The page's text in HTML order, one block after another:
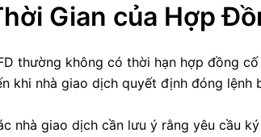
Gian của Hợp
thường không có thời hạn hợp đồng
khi nhà giao dịch quyết định đóng lệnh
nhà giao dịch cần lưu ý rằng yêu cầu